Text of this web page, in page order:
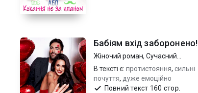
Бабіям вхід заборонено!
Жіночий роман, Сучасний
любовний роман
В тексті є: протистояння, сильні
почуття, дуже емоційно
Повний текст 160 стор.